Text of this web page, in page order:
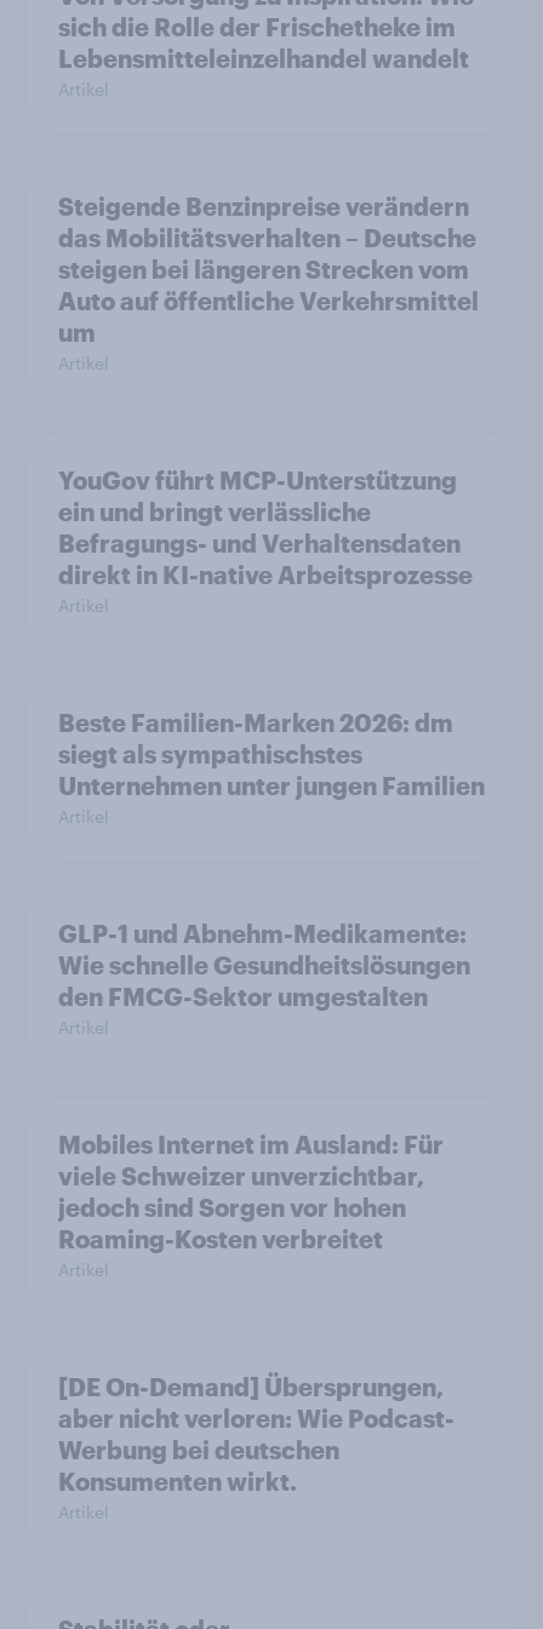
sich die Rolle der Frischetheke im
Lebensmitteleinzelhandel wandelt
Artikel
Steigende Benzinpreise verändern
das Mobilitätsverhalten – Deutsche
steigen bei längeren Strecken vom
Auto auf öffentliche Verkehrsmittel
um
Artikel
YouGov führt MCP-Unterstützung
ein und bringt verlässliche
Befragungs- und Verhaltensdaten
direkt in KI-native Arbeitsprozesse
Artikel
Beste Familien-Marken 2026: dm
siegt als sympathischstes
Unternehmen unter jungen Familien
Artikel
GLP-1 und Abnehm-Medikamente:
Wie schnelle Gesundheitslösungen
den FMCG-Sektor umgestalten
Artikel
Mobiles Internet im Ausland: Für
viele Schweizer unverzichtbar,
jedoch sind Sorgen vor hohen
Roaming-Kosten verbreitet
Artikel
[DE On-Demand] Übersprungen,
aber nicht verloren: Wie Podcast-
Werbung bei deutschen
Konsumenten wirkt.
Artikel